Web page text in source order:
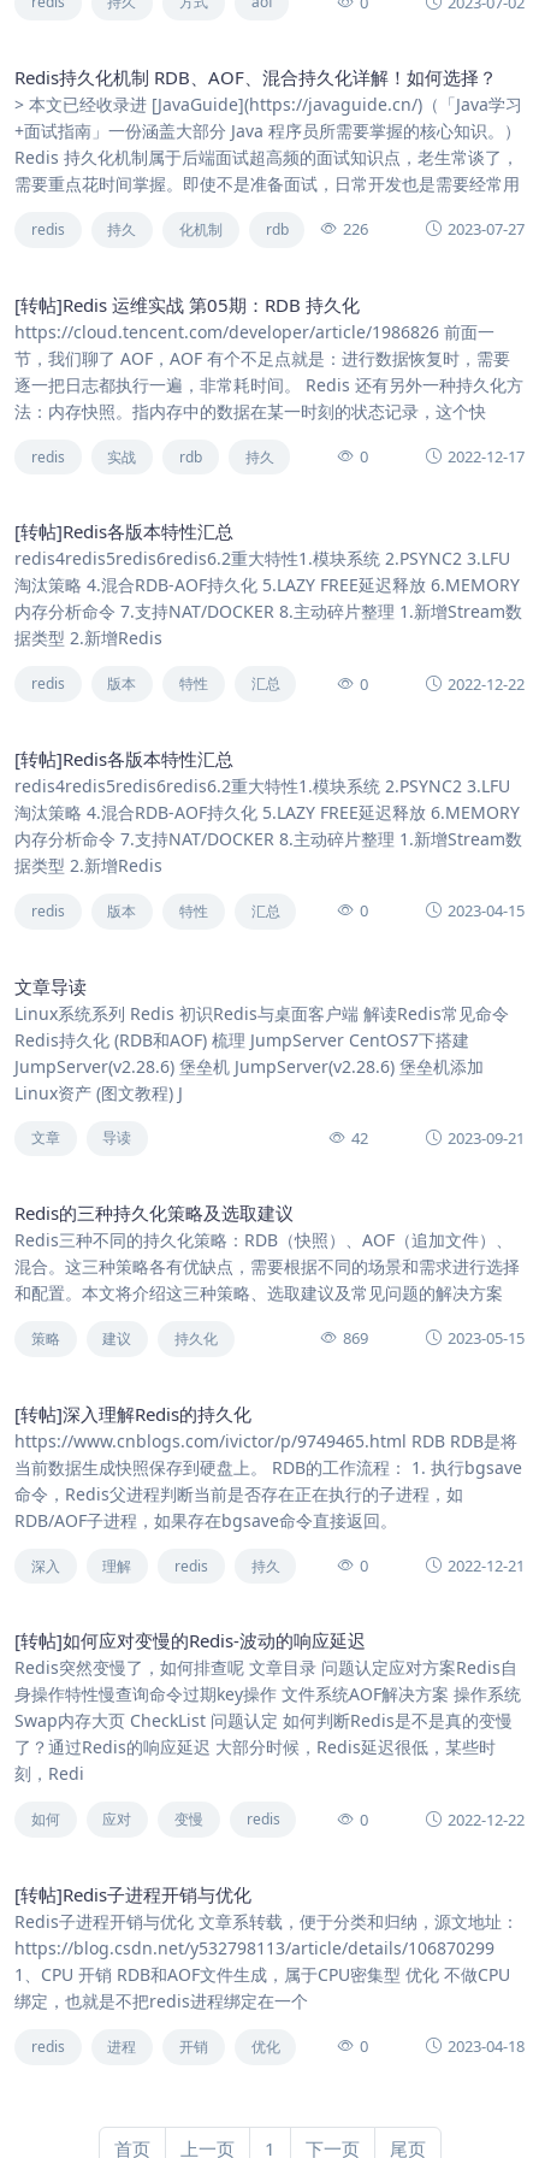
Redis持久化机制 RDB、AOF、混合持久化详解！如何选择？
> 本文已经收录进 [JavaGuide](https://javaguide.cn/)（「Java学习
+面试指南」一份涵盖大部分 Java 程序员所需要掌握的核心知识。）
Redis 持久化机制属于后端面试超高频的面试知识点，老生常谈了，
需要重点花时间掌握。即使不是准备面试，日常开发也是需要经常用
redis 持久 化机制 rdb 226 2023-07-27
[转帖]Redis 运维实战 第05期：RDB 持久化
https://cloud.tencent.com/developer/article/1986826 前面一
节，我们聊了 AOF，AOF 有个不足点就是：进行数据恢复时，需要
逐一把日志都执行一遍，非常耗时间。 Redis 还有另外一种持久化方
法：内存快照。指内存中的数据在某一时刻的状态记录，这个快
redis 实战 rdb 持久 0 2022-12-17
[转帖]Redis各版本特性汇总
redis4redis5redis6redis6.2重大特性1.模块系统 2.PSYNC2 3.LFU
淘汰策略 4.混合RDB-AOF持久化 5.LAZY FREE延迟释放 6.MEMORY
内存分析命令 7.支持NAT/DOCKER 8.主动碎片整理 1.新增Stream数
据类型 2.新增Redis
redis 版本 特性 汇总 0 2022-12-22
[转帖]Redis各版本特性汇总
redis4redis5redis6redis6.2重大特性1.模块系统 2.PSYNC2 3.LFU
淘汰策略 4.混合RDB-AOF持久化 5.LAZY FREE延迟释放 6.MEMORY
内存分析命令 7.支持NAT/DOCKER 8.主动碎片整理 1.新增Stream数
据类型 2.新增Redis
redis 版本 特性 汇总 0 2023-04-15
文章导读
Linux系统系列 Redis 初识Redis与桌面客户端 解读Redis常见命令
Redis持久化 (RDB和AOF) 梳理 JumpServer CentOS7下搭建
JumpServer(v2.28.6) 堡垒机 JumpServer(v2.28.6) 堡垒机添加
Linux资产 (图文教程) J
文章 导读 42 2023-09-21
Redis的三种持久化策略及选取建议
Redis三种不同的持久化策略：RDB（快照）、AOF（追加文件）、
混合。这三种策略各有优缺点，需要根据不同的场景和需求进行选择
和配置。本文将介绍这三种策略、选取建议及常见问题的解决方案
策略 建议 持久化 869 2023-05-15
[转帖]深入理解Redis的持久化
https://www.cnblogs.com/ivictor/p/9749465.html RDB RDB是将
当前数据生成快照保存到硬盘上。 RDB的工作流程： 1. 执行bgsave
命令，Redis父进程判断当前是否存在正在执行的子进程，如
RDB/AOF子进程，如果存在bgsave命令直接返回。
深入 理解 redis 持久 0 2022-12-21
[转帖]如何应对变慢的Redis-波动的响应延迟
Redis突然变慢了，如何排查呢 文章目录 问题认定应对方案Redis自
身操作特性慢查询命令过期key操作 文件系统AOF解决方案 操作系统
Swap内存大页 CheckList 问题认定 如何判断Redis是不是真的变慢
了？通过Redis的响应延迟 大部分时候，Redis延迟很低，某些时
刻，Redi
如何 应对 变慢 redis 0 2022-12-22
[转帖]Redis子进程开销与优化
Redis子进程开销与优化 文章系转载，便于分类和归纳，源文地址：
https://blog.csdn.net/y532798113/article/details/106870299
1、CPU 开销 RDB和AOF文件生成，属于CPU密集型 优化 不做CPU
绑定，也就是不把redis进程绑定在一个
redis 进程 开销 优化 0 2023-04-18
首页 上一页 1 下一页 尾页